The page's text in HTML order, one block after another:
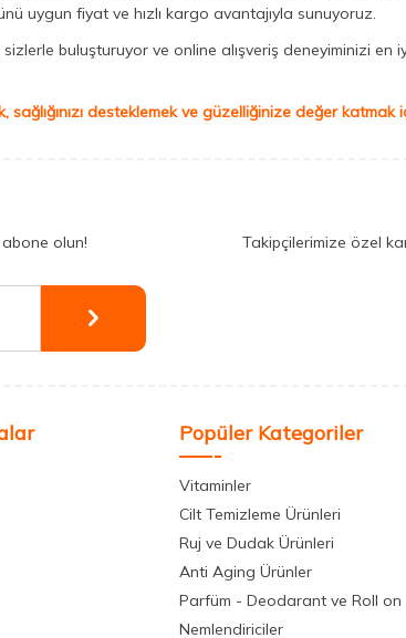
uygun fiyat ve hızlı kargo avantajıyla sunuyoruz.
buluşturuyor ve online alışveriş deneyiminizi en
desteklemek ve güzelliğinize değer katmak
olun! Takipçilerimize özel
Popüler Kategoriler
Vitaminler
Cilt Temizleme Ürünleri
Ruj ve Dudak Ürünleri
Anti Aging Ürünler
Parfüm - Deodarant ve Roll on
Nemlendiriciler